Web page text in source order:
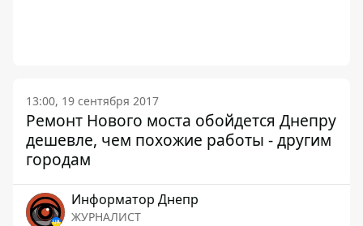
13:00, 19 сентября 2017
Ремонт Нового моста обойдется Днепру
дешевле, чем похожие работы - другим
городам
Информатор Днепр
ЖУРНАЛИСТ